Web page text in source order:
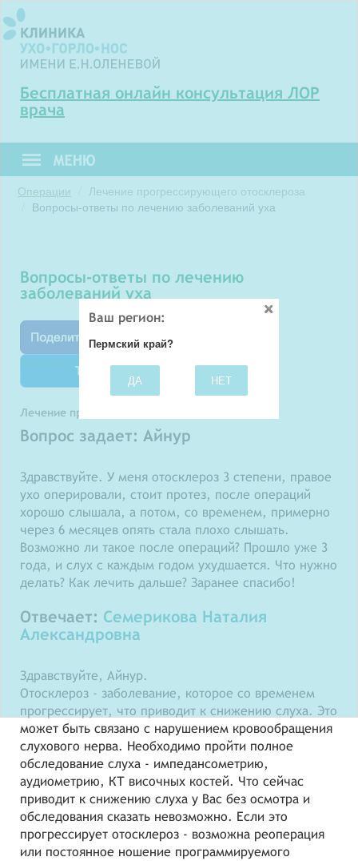
Бесплатная онлайн консультация ЛОР
врача
Операции
Лечение прогрессирующего отосклероза
Вопросы-ответы по лечению заболеваний уха
вопросы-ответы по лечению
заболеваний уха
Твитнуть
Лечение прогрессирующего отосклероза
Вопрос задает: Айнур
Здравствуйте. У меня отосклероз 3 степени, правое
ухо оперировали, стоит протез, после операций
хорошо слышала, а потом, со временем, примерно
через 6 месяцев опять стала плохо слышать.
Возможно ли такое после операций? Прошло уже 3
года, и слух с каждым годом ухудшается. Что нужно
делать? Как лечить дальше? Заранее спасибо!
Отвечает: Семерикова Наталия
Александровна
Здравствуйте, Айнур.
Отосклероз - заболевание, которое со временем
прогрессирует, что приводит к снижению слуха. Это
может быть связано с нарушением кровообращения
слухового нерва. Необходимо пройти полное
обследование слуха - импедансометрию,
аудиометрию, КТ височных костей. Что сейчас
приводит к снижению слуха у Вас без осмотра и
обследования сказать невозможно. Если это
прогрессирует отосклероз - возможна реоперация
или постоянное ношение программируемого
Ваш регион:
Пермский край?
ДА НЕТ